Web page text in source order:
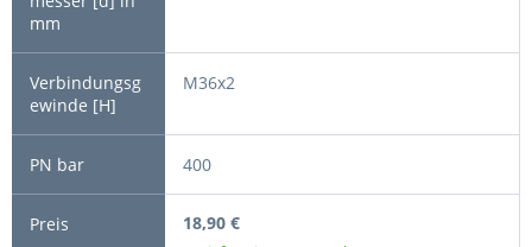
M36x2
400
18,90 €